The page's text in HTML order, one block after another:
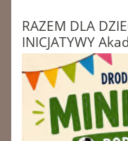
RAZEM DLA
INICJATYWY